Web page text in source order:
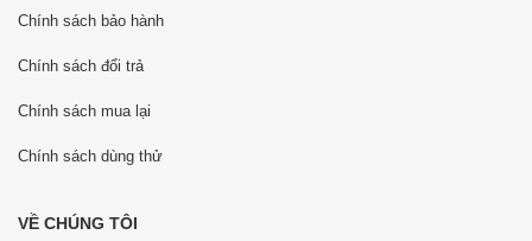
Chính sách bảo hành
Chính sách đổi trả
Chính sách mua lại
Chính sách dùng thử
VỀ CHÚNG TÔI